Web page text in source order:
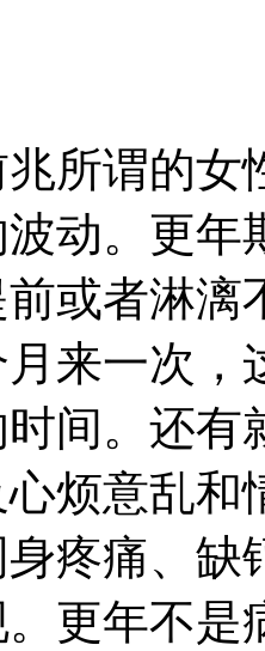
所谓的女
动。更年
或者淋
来一次，
间。还有
烦意乱和
疼痛、
更年不是